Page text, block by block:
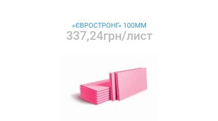
«ЄВРОСТРОНГ» 100ММ
337,24грн/лист